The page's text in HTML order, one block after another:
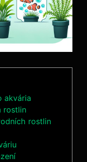
akvária
rostlin
rostlin